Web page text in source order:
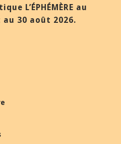
L’ÉPHÉMÈRE au
au 30 août 2026.